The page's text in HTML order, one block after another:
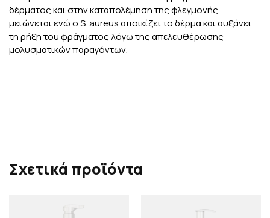
δέρματος και στην καταπολέμηση της φλεγμονής
μειώνεται ενώ ο S. aureus αποικίζει το δέρμα και αυξάνει
τη ρήξη του φράγματος λόγω της απελευθέρωσης
μολυσματικών παραγόντων.
Σχετικά προϊόντα